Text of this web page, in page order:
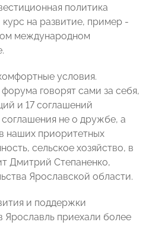
политика
на развитие, пример -
международном
условия.
говорят сами за себя,
и 17 соглашений
не о дружбе, а
наших приоритетных
сельское хозяйство, в
Дмитрий Степаненко,
Ярославской области.
и поддержки
Ярославль приехали более